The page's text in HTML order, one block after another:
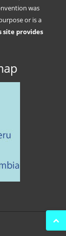
was
or is a
site provides